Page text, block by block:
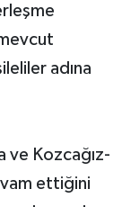
mevcut
adına
ve Kozcağız-
ettiğini